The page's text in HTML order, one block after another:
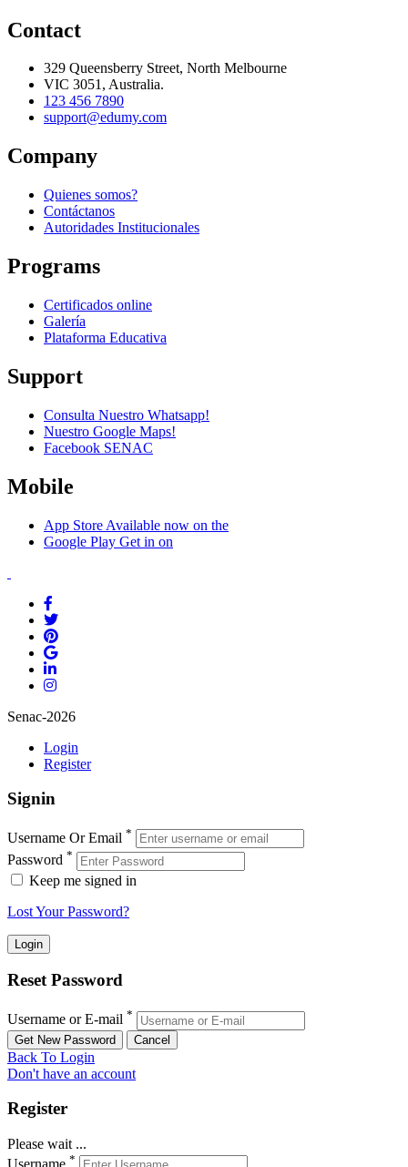
Contact
329 Queensberry Street, North Melbourne
VIC 3051, Australia.
123 456 7890
support@edumy.com
Company
Quienes somos?
Contáctanos
Autoridades Institucionales
Programs
Certificados online
Galería
Plataforma Educativa
Support
Consulta Nuestro Whatsapp!
Nuestro Google Maps!
Facebook SENAC
Mobile
App Store Available now on the
Google Play Get in on
Senac-2026
Login
Register
Signin
Username Or Email *
Password *
Keep me signed in
Lost Your Password?
Reset Password
Username or E-mail *
Back To Login
Don't have an account
Register
Please wait ...
*